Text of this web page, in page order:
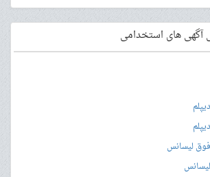
های استخدامی
لیسانس